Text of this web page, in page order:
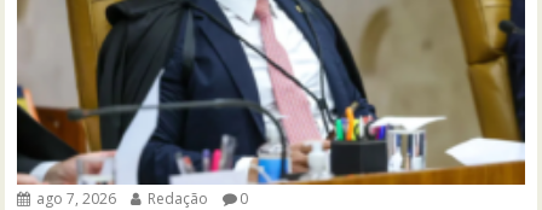
ago 7, 2026 Redação 0